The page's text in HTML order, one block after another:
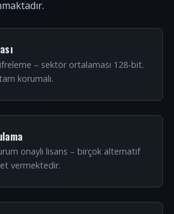
– sektör ortalaması 128-bit.
korumalı.
onaylı lisans – birçok alternatif
vermektedir.